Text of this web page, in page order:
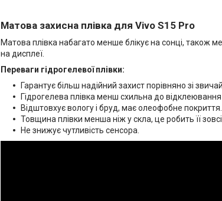
Матова захисна плівка для Vivo S15 Pro
Матова плівка набагато менше блікує на сонці, також
на дисплеї.
Переваги гідрогелевої плівки:
Гарантує більш надійний захист порівняно зі
Гідрогелева плівка менш схильна до відклеювання
Відштовхує вологу і бруд, має олеофобне покриття.
Товщина плівки менша ніж у скла, це робить її
Не знижує чутливість сенсора.